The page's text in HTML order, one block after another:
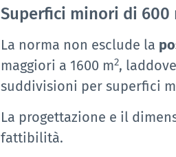
Superfici minori di 600
La norma non esclude la
maggiori a 1600 m2,
suddivisioni per superfici
La progettazione e il
fattibilità.